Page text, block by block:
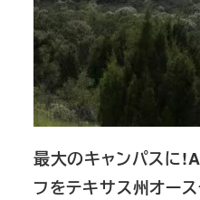
最大のキャンパスに
フをテキサス州オー